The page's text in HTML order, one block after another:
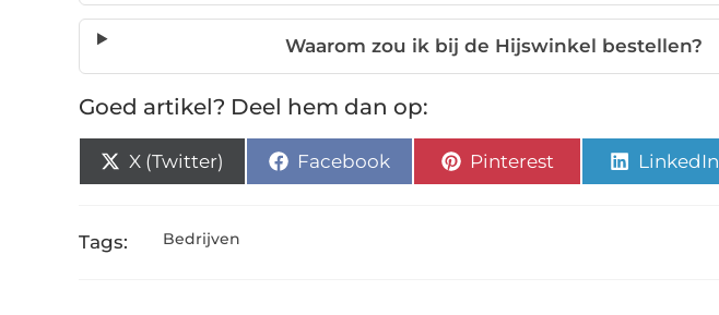
Waarom zou ik bij de Hijswinkel bestellen?
Goed artikel? Deel hem dan op:
X (Twitter) Facebook Pinterest LinkedIn
Tags: Bedrijven